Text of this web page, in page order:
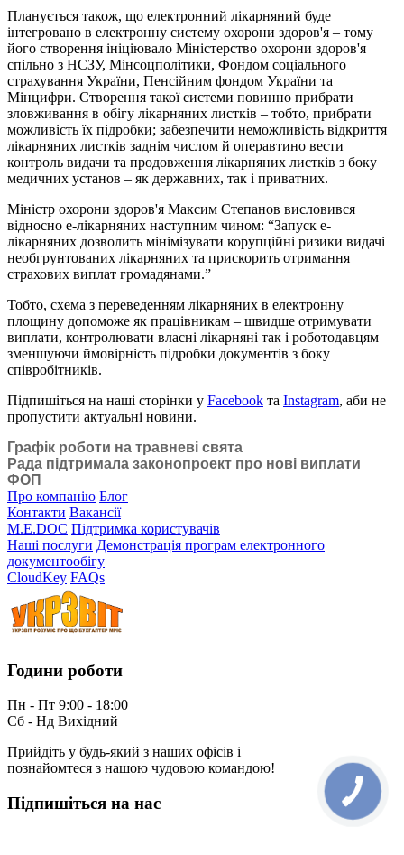
Планується також, що електронний лікарняний буде
інтегровано в електронну систему охорони здоров'я – тому
його створення ініціювало Міністерство охорони здоров'я
спільно з НСЗУ, Мінсоцполітики, Фондом соціального
страхування України, Пенсійним фондом України та
Мінцифри. Створення такої системи повинно прибрати
зловживання в обігу лікарняних листків – тобто, прибрати
можливість їх підробки; забезпечити неможливість відкриття
лікарняних листків заднім числом й операвтино вести
контроль видачи та продовження лікарняних листків з боку
медичних установ – як державних, так і приватних.
Міністр охорони здоров'я Максим Степанов висловився
відносно е-лікарняних наступним чином: “Запуск е-
лікарняних дозволить мінімізувати корупційні ризики видачі
необгрунтованих лікарняних та прискорить отримання
страхових виплат громадянами.”
Тобто, схема з переведенням лікарняних в електронну
площину допоможе як працівникам – швидше отримувати
виплати, контролювати власні лікарняні так і роботодавцям –
зменшуючи ймовірність підробки документів з боку
співробітників.
Підпишіться на наші сторінки у Facebook та Instagram, аби не
пропустити актуальні новини.
Графік роботи на травневі свята
Рада підтримала законопроект про нові виплати
ФОП
Про компанію Блог
Контакти Вакансії
M.E.DOC Підтримка користувачів
Наші послуги Демонстрація програм електронного
документообігу
CloudKey FAQs
Години роботи
Пн - Пт 9:00 - 18:00
Сб - Нд Вихідний
Прийдіть у будь-який з наших офісів і
познайомтеся з нашою чудовою командою!
Підпишіться на нас